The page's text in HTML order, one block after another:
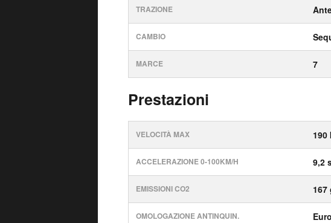
TRAZIONE
CAMBIO
MARCE 7
Prestazioni
VELOCITÀ MAX 190
ACCELERAZIONE 0-100KM/H 9,2
EMISSIONI CO2 167
OMOLOGAZIONE ANTINQUIN.